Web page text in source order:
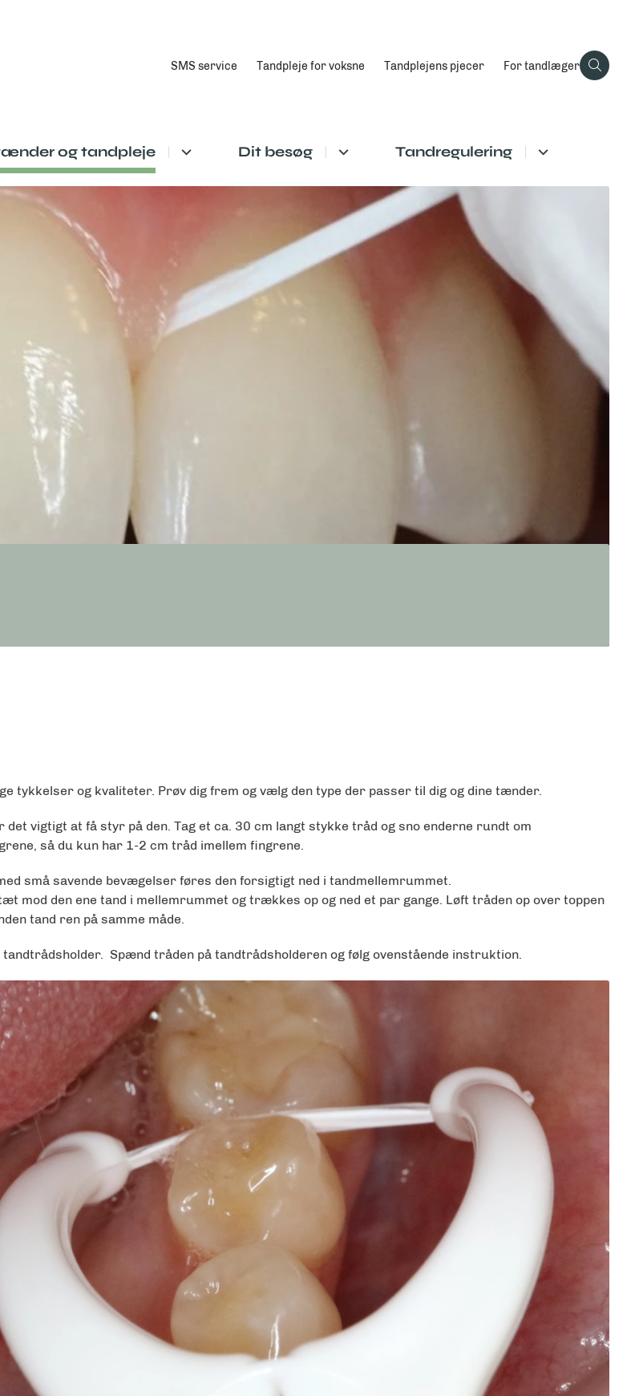
SMS service Tandpleje for voksne Tandplejens pjecer For tandlæger
og tandpleje Dit besøg Tandregulering
tykkelser og kvaliteter. Prøv dig frem og vælg den type der passer til dig og dine tænder.
vigtigt at få styr på den. Tag et ca. 30 cm langt stykke tråd og sno enderne rundt om
så du kun har 1-2 cm tråd imellem fingrene.
små savende bevægelser føres den forsigtigt ned i tandmellemrummet.
mod den ene tand i mellemrummet og trækkes op og ned et par gange. Løft tråden op over toppen
tand ren på samme måde.
tandtrådsholder. Spænd tråden på tandtrådsholderen og følg ovenstående instruktion.